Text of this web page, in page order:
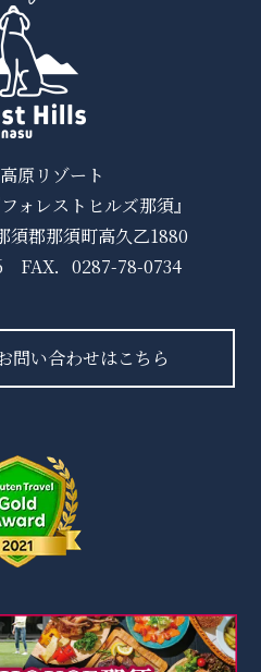
原リゾート
ォレストヒルズ那須』
須郡那須町高久乙1880
FAX．0287-78-0734
問い合わせはこちら